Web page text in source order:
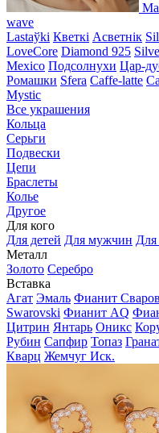
wave
Lastaўki Кветкі Асветнiк
LoveCore Diamond 925
Mexico Подсолнухи Цар-
Ромашки Sfera Caffe-latte
Mystic
Все украшения
Кольца
Серьги
Подвески
Цепи
Браслеты
Колье
Другое
Для кого
Для детей Для мужчин
Металл
Золото Серебро
Вставка
Агат Эмаль Фианит
Swarovski Фианит AQ
Цитрин Янтарь Оникс
Рубин Сапфир Топаз
Кварц Жемчуг Иск.